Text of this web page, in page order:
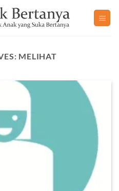
MELIHAT